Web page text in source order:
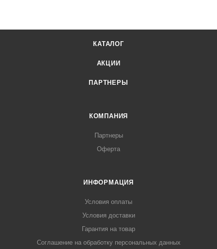
КАТАЛОГ
АКЦИИ
ПАРТНЕРЫ
КОМПАНИЯ
Партнеры
Оферта
ИНФОРМАЦИЯ
Условия оплаты
Условия доставки
Гарантия на товар
Соглашение на обработку персональных данных